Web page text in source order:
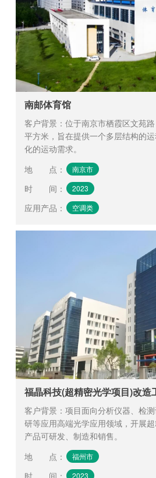
南邮体育馆
客户背景：位于南京市栖霞区文苑
平方米，旨在提供一个多层结构的
化的运动需求。
地 点 ： 南京市
时 间 ： 2023
应用产品 ： 空调类
福晶科技(超精密光学项目)改造
客户背景：项目面向分析仪器、检
研等应用高端光学应用领域，开展
产品可研发、制造和销售。
地 点 ： 福州市
2023